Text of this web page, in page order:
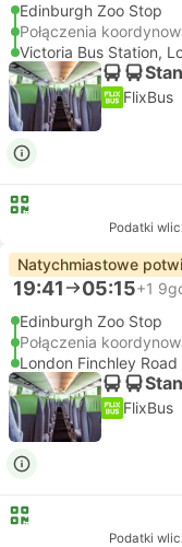
Edinburgh Zoo Stop
Połączenia
Victoria Bus Station,
FlixBus
Podatki
Natychmiastowe
19:41 05:15+1
Edinburgh Zoo Stop
Połączenia
London Finchley Road
FlixBus
Podatki